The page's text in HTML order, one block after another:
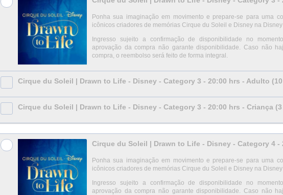
Ponha sua imaginação em movimento e prepare-se para uma
icônicos criadores de memórias Cirque du Soleil e Disney na
Ingresso sujeito a confirmação de disponibilidade no
aprovação da compra não garante disponibilidade. Caso não
compra, o reembolso será feito de forma integral.
Cirque du Soleil | Drawn to Life - Disney - Category 3 - 20:00 hrs - Adulto
Cirque du Soleil | Drawn to Life - Disney - Category 3 - 20:00 hrs - Criança
Cirque du Soleil | Drawn to Life - Disney - Category 4 -
Ponha sua imaginação em movimento e prepare-se para uma
icônicos criadores de memórias Cirque du Soleil e Disney na
Ingresso sujeito a confirmação de disponibilidade no
aprovação da compra não garante disponibilidade. Caso não